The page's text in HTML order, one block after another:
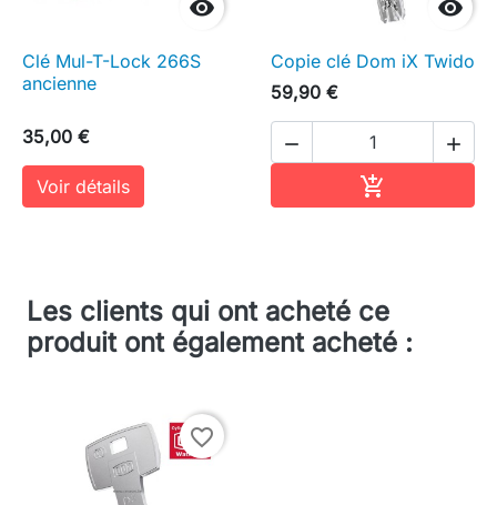

Clé Mul-T-Lock 266S
ancienne
35,00 €
Voir détails

Copie clé Dom iX Twido
59,90 €
 

Les clients qui ont acheté ce
produit ont également acheté :
favorite_border